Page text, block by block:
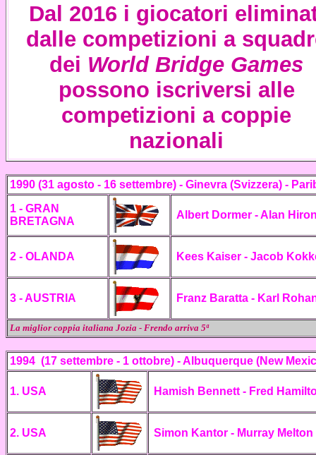
Dal 2016 i giocatori
dalle competizioni a
dei World Bridge Games
possono iscriversi alle
competizioni a coppie
nazionali
1990 (31 agosto - 16 settembre) - Ginevra (Svizzera) -
1 - GRAN
BRETAGNA
Albert Dormer - Alan
2 - OLANDA Kees Kaiser - Jacob
3 - AUSTRIA Franz Baratta - Karl
La miglior coppia italiana Jozia - Frendo arriva 5ª
1994 (17 settembre - 1 ottobre) - Albuquerque (New
1. USA Hamish Bennett - Fred
2. USA Simon Kantor - Murray Melton